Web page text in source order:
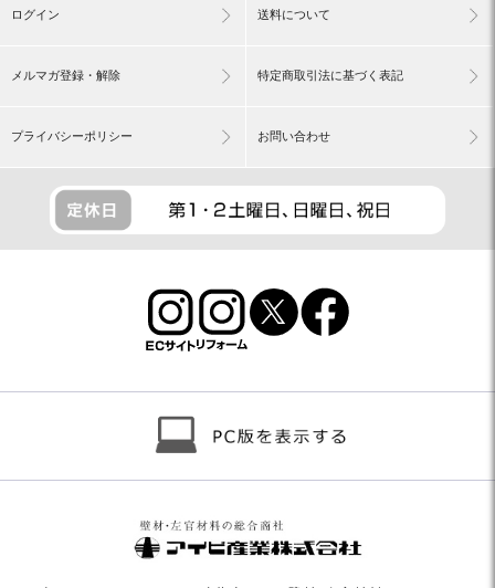
ログイン 送料について
メルマガ登録・解除 特定商取引法に基づく表記
プライバシーポリシー お問い合わせ